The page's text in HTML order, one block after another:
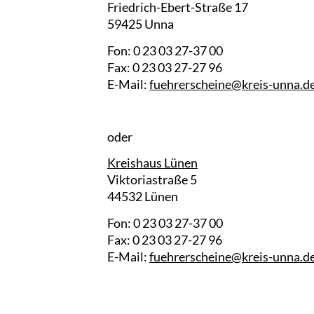
Friedrich-Ebert-Straße 17
59425 Unna
Fon: 0 23 03 27-37 00
Fax: 0 23 03 27-27 96
E-Mail:fuehrerscheine@kreis-
oder
Kreishaus Lünen
Viktoriastraße 5
44532 Lünen
Fon: 0 23 03 27-37 00
Fax: 0 23 03 27-27 96
E-Mail:fuehrerscheine@kreis-